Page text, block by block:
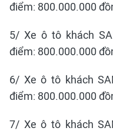
điểm: 800.000.000
5/ Xe ô tô khách
điểm: 800.000.000
6/ Xe ô tô khách
điểm: 800.000.000
7/ Xe ô tô khách